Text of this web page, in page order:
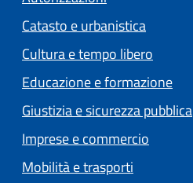
Catasto e urbanistica
Cultura e tempo libero
Educazione e formazione
Giustizia e sicurezza pubblica
Imprese e commercio
Mobilità e trasporti